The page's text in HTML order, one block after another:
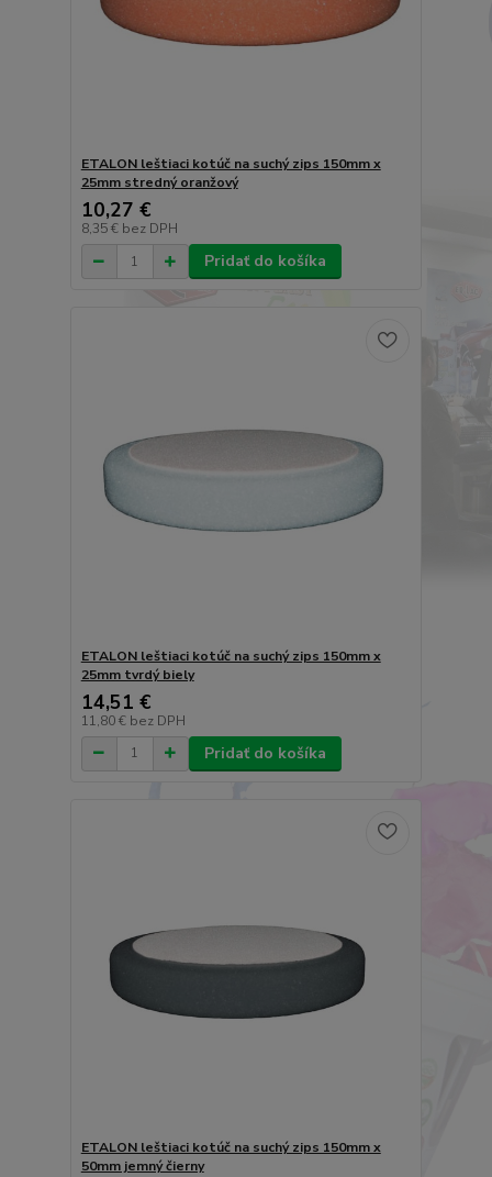
ETALON leštiaci kotúč na suchý zips 150mm x
25mm stredný oranžový
10,27 €
8,35 € bez DPH
Pridať do košíka
ETALON leštiaci kotúč na suchý zips 150mm x
25mm tvrdý biely
14,51 €
11,80 € bez DPH
Pridať do košíka
ETALON leštiaci kotúč na suchý zips 150mm x
50mm jemný čierny